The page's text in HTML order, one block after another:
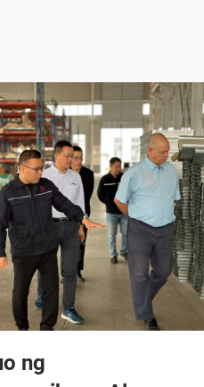
ng